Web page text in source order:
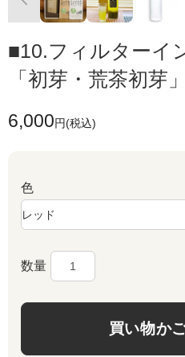
■10.フィルターイ
「初芽・荒茶初芽」
6,000円(税込)
色
数量